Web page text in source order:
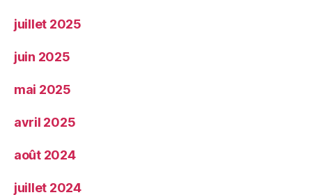
juillet 2025
juin 2025
mai 2025
avril 2025
août 2024
juillet 2024